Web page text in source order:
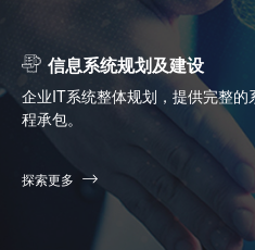
信息系统规划及建设
企业IT系统整体规划，提供完整
程承包。
探索更多